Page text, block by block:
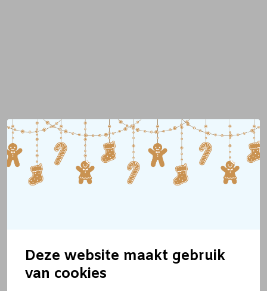
Deze website maakt gebruik
van cookies